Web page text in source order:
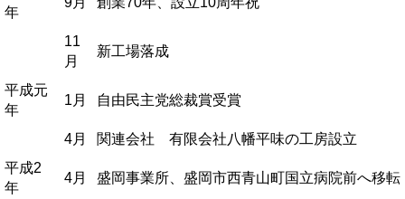
年
11
月
新工場落成
平成元
年
1月 自由民主党総裁賞受賞
4月
関連会社 有限会社八幡平味の工房設立
平成2
年
4月 盛岡事業所、盛岡市西青山町国立病院前へ移